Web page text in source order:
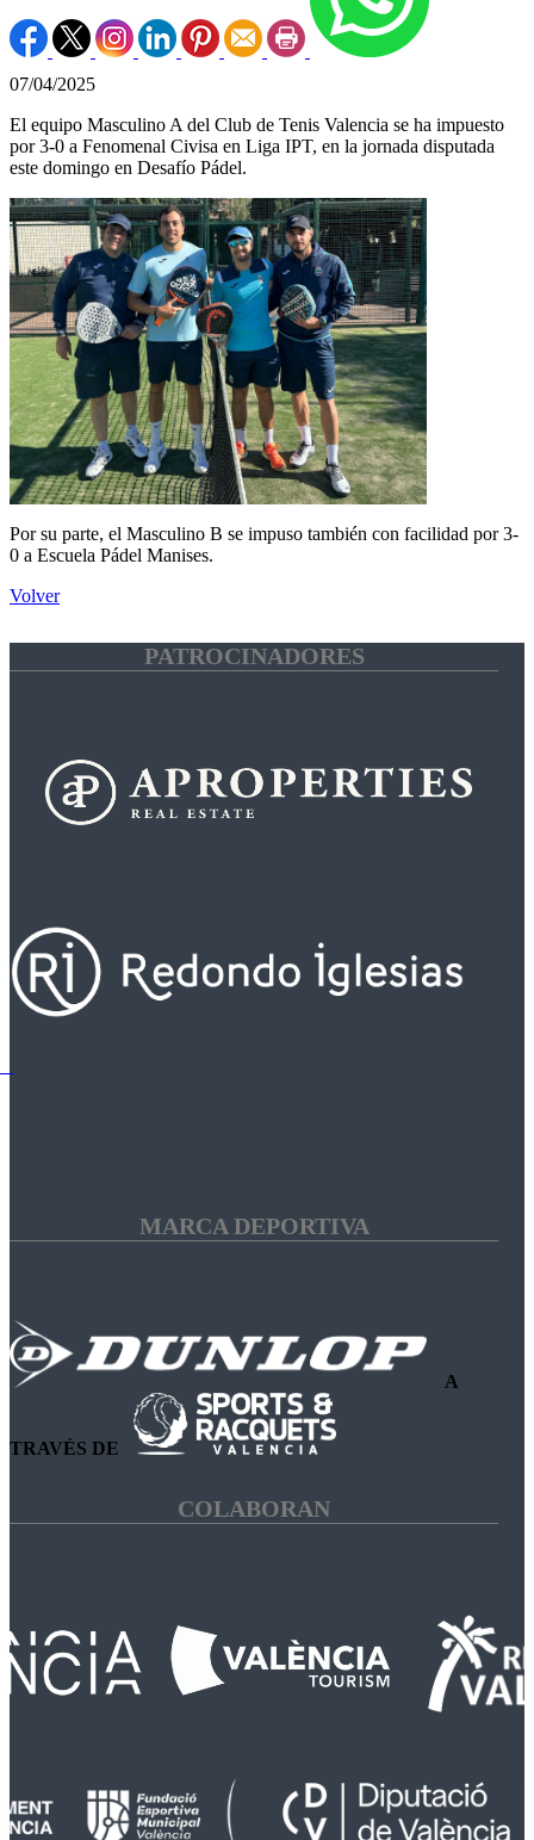
07/04/2025
El equipo Masculino A del Club de Tenis Valencia se ha impuesto
por 3-0 a Fenomenal Civisa en Liga IPT, en la jornada disputada
este domingo en Desafío Pádel.
Por su parte, el Masculino B se impuso también con facilidad por 3-
0 a Escuela Pádel Manises.
Volver
PATROCINADORES
MARCA DEPORTIVA
A
TRAVÉS DE
COLABORAN